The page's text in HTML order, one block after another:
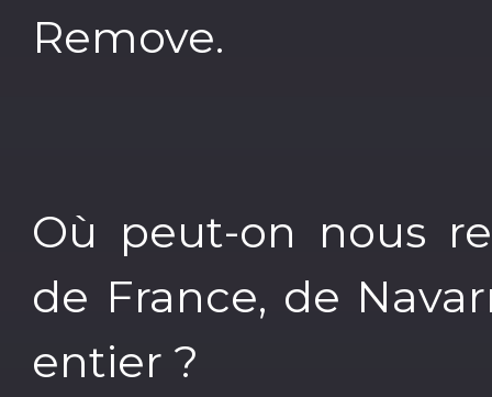
Remove.
Où peut-on nous
de France, de
entier ?